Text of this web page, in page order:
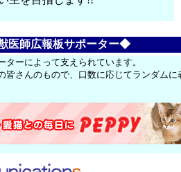
医師広報板サポーター◆
ーによって支えられています。
皆さんのもので、口数に応じてランダムに